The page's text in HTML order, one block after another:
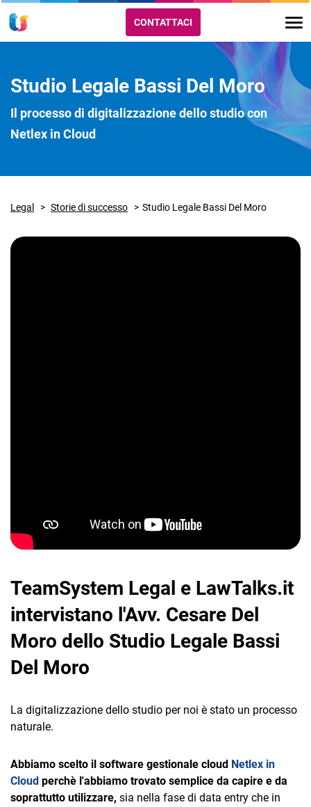
Financial Solutions
Trust Services
TeamSystem Corporate
TeamSystem Store
CONTATTACI
Studio Legale Bassi Del Moro
Il processo di digitalizzazione dello studio con
Netlex in Cloud
Legal Storie di successo Studio Legale Bassi Del Moro
TeamSystem Legal e LawTalks.it
intervistano l'Avv. Cesare Del
Moro dello Studio Legale Bassi
Del Moro
La digitalizzazione dello studio per noi è stato un processo
naturale.
Abbiamo scelto il software gestionale cloud Netlex in
Cloud perchè l'abbiamo trovato semplice da capire e da
soprattutto utilizzare, sia nella fase di data entry che in